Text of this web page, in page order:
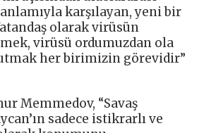
karşılayan, yeni bir
olarak virüsün
virüsü ordumuzdan ola
her birimizin görevidir”
Memmedov, “Savaş
sadece istikrarlı ve